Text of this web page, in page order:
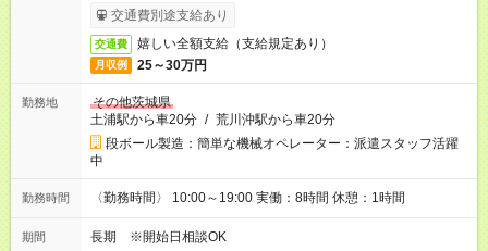
交通費別途支給あり
交通費 嬉しい全額支給（支給規定あり）
月収例 25～30万円
勤務地
その他茨城県
土浦駅から車20分 / 荒川沖駅から車20分
段ボール製造：簡単な機械オペレーター：派遣スタッフ活躍
中
勤務時間 〈勤務時間〉 10:00～19:00 実働：8時間 休憩：1時間
期間 長期 ※開始日相談OK